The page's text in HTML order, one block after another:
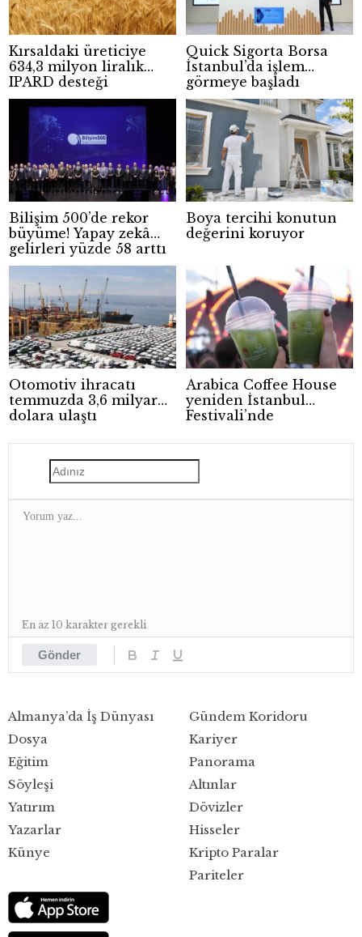
Kırsaldaki üreticiye
634,3 milyon liralık
IPARD desteği
Quick Sigorta Borsa
İstanbul’da işlem
görmeye başladı
Bilişim 500’de rekor
büyüme! Yapay zekâ
gelirleri yüzde 58 arttı
Boya tercihi konutun
değerini koruyor
Otomotiv ihracatı
temmuzda 3,6 milyar
dolara ulaştı
Arabica Coffee House
yeniden İstanbul
Festivali’nde
Gönder
En az 10 karakter gerekli
Almanya’da İş Dünyası
Dosya
Eğitim
Gündem Koridoru
Kariyer
Panorama
Söyleşi
Yatırım
Yazarlar
Künye
Altınlar
Dövizler
Hisseler
Kripto Paralar
Pariteler